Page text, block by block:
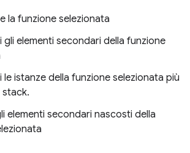
la funzione selezionata
gli elementi secondari della funzione
le istanze della funzione selezionata più
stack.
elementi secondari nascosti della